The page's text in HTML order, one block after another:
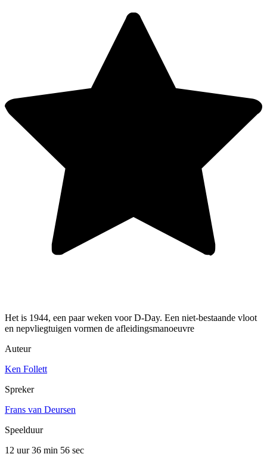
Het is 1944, een paar weken voor D-Day. Een niet-bestaande vloot
en nepvliegtuigen vormen de afleidingsmanoeuvre
Auteur
Ken Follett
Spreker
Frans van Deursen
Speelduur
12 uur 36 min 56 sec